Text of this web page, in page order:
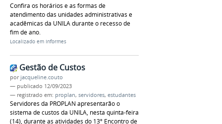
Confira os horários e as formas de
atendimento das unidades administrativas e
acadêmicas da UNILA durante o recesso de
fim de ano.
Localizado em Informes
Gestão de Custos
por jacqueline.couto
— publicado 12/09/2023
— registrado em: proplan, servidores, estudantes
Servidores da PROPLAN apresentarão o
sistema de custos da UNILA, nesta quinta-feira
(14), durante as atividades do 13º Encontro de